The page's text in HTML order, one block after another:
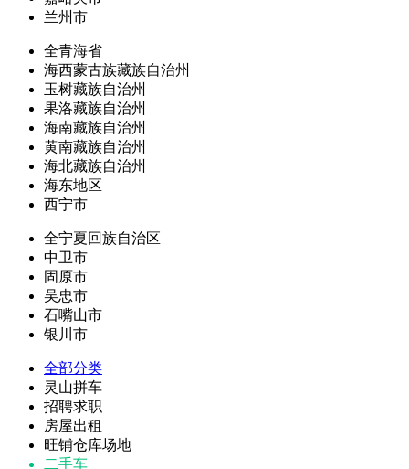
兰州市
全青海省
海西蒙古族藏族自治州
玉树藏族自治州
果洛藏族自治州
海南藏族自治州
黄南藏族自治州
海北藏族自治州
海东地区
西宁市
全宁夏回族自治区
中卫市
固原市
吴忠市
石嘴山市
银川市
全部分类
灵山拼车
招聘求职
房屋出租
旺铺仓库场地
二手车